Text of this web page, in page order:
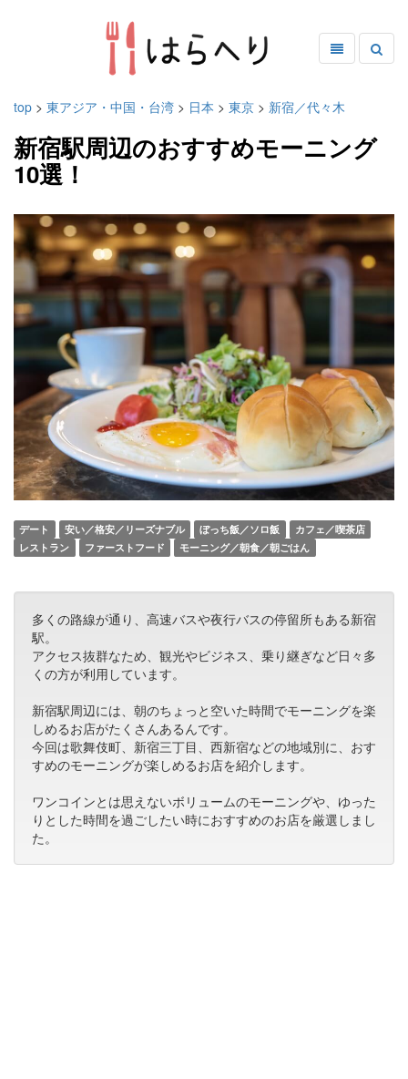
top > 東アジア・中国・台湾 > 日本 > 東京 > 新宿／代々木
新宿駅周辺のおすすめモーニング
10選！
デート 安い／格安／リーズナブル ぼっち飯／ソロ飯
カフェ／喫茶店
レストラン
ファーストフード モーニング／朝食／朝ごはん
多くの路線が通り、高速バスや夜行バスの停留所もある新宿
駅。
アクセス抜群なため、観光やビジネス、乗り継ぎなど日々多
くの方が利用しています。
新宿駅周辺には、朝のちょっと空いた時間でモーニングを楽
しめるお店がたくさんあるんです。
今回は歌舞伎町、新宿三丁目、西新宿などの地域別に、おす
すめのモーニングが楽しめるお店を紹介します。
ワンコインとは思えないボリュームのモーニングや、ゆった
りとした時間を過ごしたい時におすすめのお店を厳選しまし
た。